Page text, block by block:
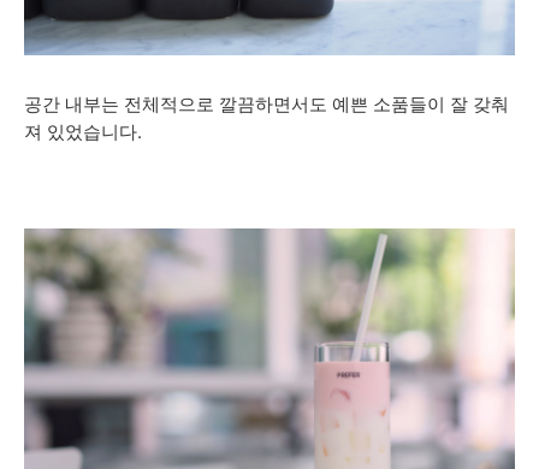
공간 내부는 전체적으로 깔끔하면서도 예쁜 소품들이 잘 갖춰
져 있었습니다.